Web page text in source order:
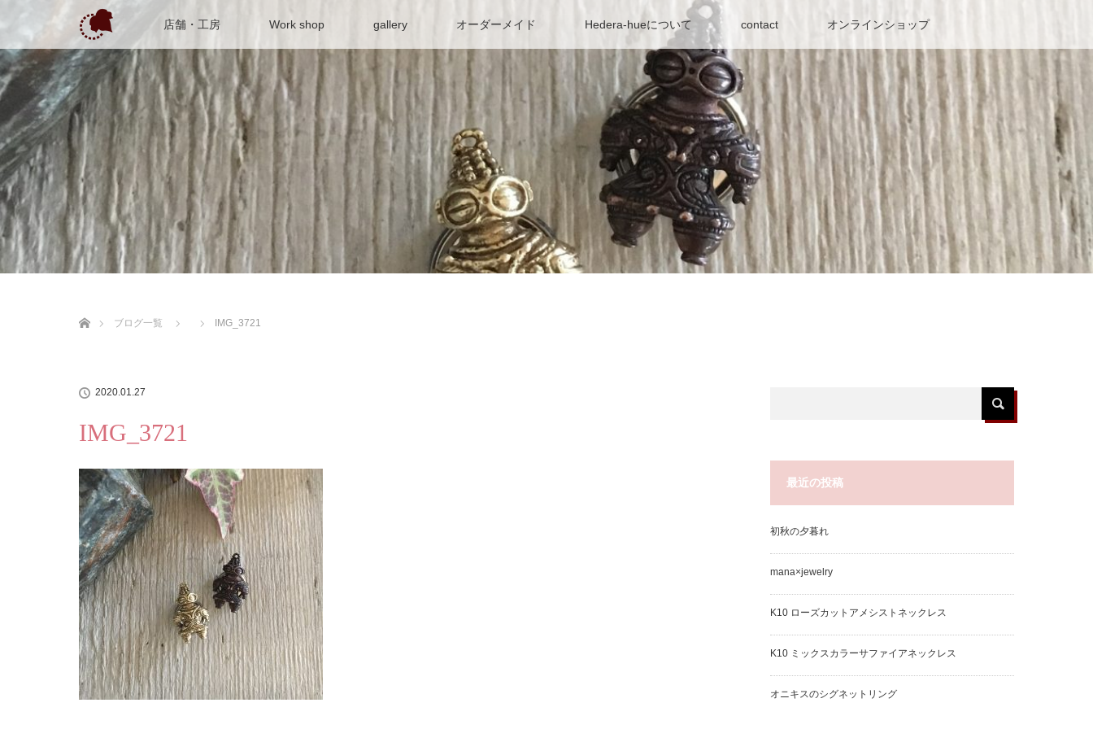
店舗・工房 Work shop gallery オーダーメイド Hedera-hueについて contact オンラインショップ
ブログ一覧
IMG_3721
2020.01.27
IMG_3721
最近の投稿
初秋の夕暮れ
mana×jewelry
K10 ローズカットアメシストネックレス
K10 ミックスカラーサファイアネックレス
オニキスのシグネットリング